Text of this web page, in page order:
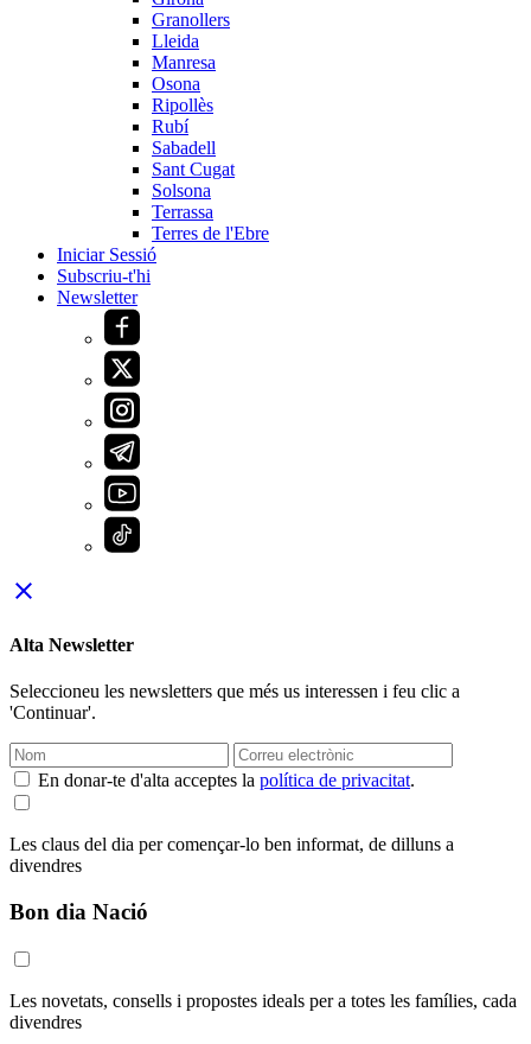
Granollers
Lleida
Manresa
Osona
Ripollès
Rubí
Sabadell
Sant Cugat
Solsona
Terrassa
Terres de l'Ebre
Iniciar Sessió
Subscriu-t'hi
Newsletter
close
Alta Newsletter
Seleccioneu les newsletters que més us interessen i feu clic a
'Continuar'.
En donar-te d'alta acceptes la política de privacitat.
Les claus del dia per començar-lo ben informat, de dilluns a
divendres
Bon dia Nació
Les novetats, consells i propostes ideals per a totes les famílies, cada
divendres